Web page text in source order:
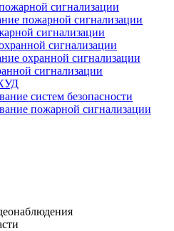
сигнализации
пожарной сигнализации
сигнализации
сигнализации
охранной сигнализации
сигнализации
систем безопасности
пожарной сигнализации